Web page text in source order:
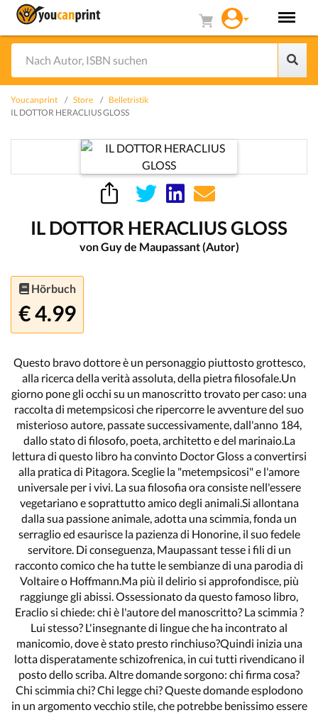
Youcanprint Store
Belletristik
IL DOTTOR HERACLIUS GLOSS
IL DOTTOR HERACLIUS GLOSS
von Guy de Maupassant (Autor)
Hörbuch
€ 4.99
Questo bravo dottore è un personaggio piuttosto grottesco,
alla ricerca della verità assoluta, della pietra filosofale.Un
giorno pone gli occhi su un manoscritto trovato per caso: una
raccolta di metempsicosi che ripercorre le avventure del suo
misterioso autore, passate successivamente, dall'anno 184,
dallo stato di filosofo, poeta, architetto e del marinaio.La
lettura di questo libro ha convinto Doctor Gloss a convertirsi
alla pratica di Pitagora. Sceglie la "metempsicosi" e l'amore
universale per i vivi. La sua filosofia ora consiste nell'essere
vegetariano e soprattutto amico degli animali.Si allontana
dalla sua passione animale, adotta una scimmia, fonda un
serraglio ed esaurisce la pazienza di Honorine, il suo fedele
servitore. Di conseguenza, Maupassant tesse i fili di un
racconto comico che ha tutte le sembianze di una parodia di
Voltaire o Hoffmann.Ma più il delirio si approfondisce, più
raggiunge gli abissi. Ossessionato da questo famoso libro,
Eraclio si chiede: chi è l'autore del manoscritto? La scimmia ?
Lui stesso? L'insegnante di lingue che ha incontrato al
manicomio, dove è stato presto rinchiuso?Quindi inizia una
lotta disperatamente schizofrenica, in cui tutti rivendicano il
posto dello scriba. Altre domande sorgono: chi firma cosa?
Chi scimmia chi? Chi legge chi? Queste domande esplodono
in un argomento vecchio stile, che potrebbe benissimo essere